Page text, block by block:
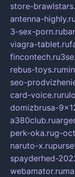
store-
antenna-highly.ru
3-sex-porn.ru
viagra-tablet.ru
fincontech.ru
rebus-toys.ru
seo-
card-voice.ru
domizbrusa-
a380club.ru
perk-oka.rug-
naruto-x.ru
spayderhed-
webamator.ru